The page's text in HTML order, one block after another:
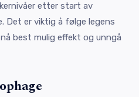
etter start av
Det er viktig å følge legens
best mulig effekt og unngå